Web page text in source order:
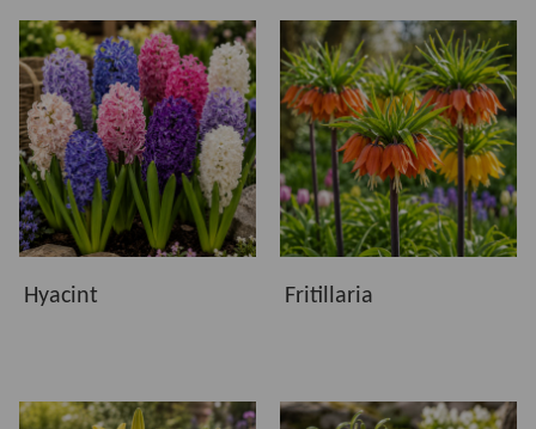
Hyacint Fritillaria